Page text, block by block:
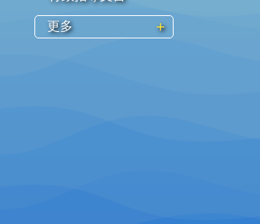
更多